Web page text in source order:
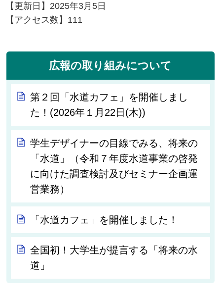
【更新日】 2025年3月5日
【アクセス数】 111
広報の取り組みについて
第２回「水道カフェ」を開催しまし
た！(2026年１月22日(木))
学生デザイナーの目線でみる、将来の
「水道」（令和７年度水道事業の啓発
に向けた調査検討及びセミナー企画運
営業務）
「水道カフェ」を開催しました！
全国初！大学生が提言する「将来の水
道」